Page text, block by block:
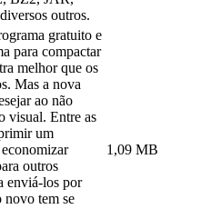
outros.
gratuito e
para compactar
melhor que os
Mas a nova
ao não
visual. Entre as
um
outros
enviá-los por
novo tem se
1,09 MB